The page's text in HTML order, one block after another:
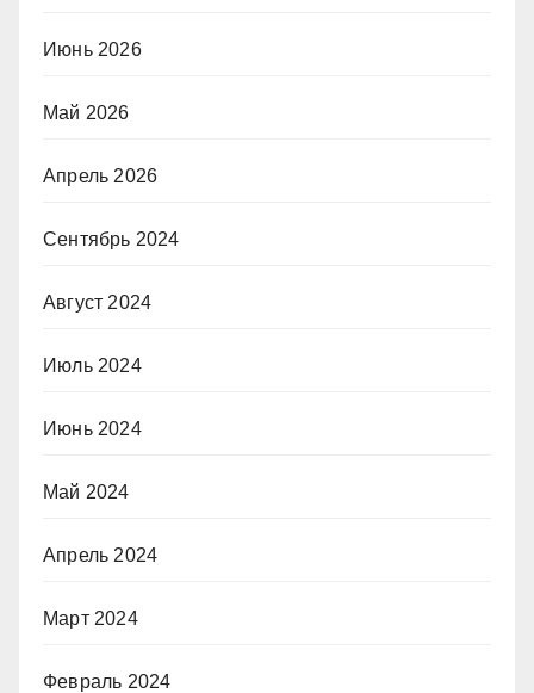
Июнь 2026
Май 2026
Апрель 2026
Сентябрь 2024
Август 2024
Июль 2024
Июнь 2024
Май 2024
Апрель 2024
Март 2024
Февраль 2024